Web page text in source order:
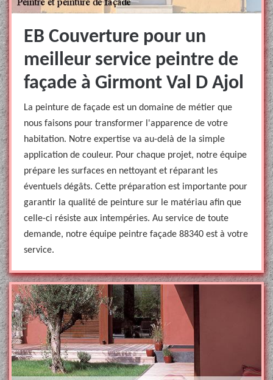
EB Couverture pour un
meilleur service peintre de
façade à Girmont Val D Ajol
La peinture de façade est un domaine de métier que
nous faisons pour transformer l'apparence de votre
habitation. Notre expertise va au-delà de la simple
application de couleur. Pour chaque projet, notre équipe
prépare les surfaces en nettoyant et réparant les
éventuels dégâts. Cette préparation est importante pour
garantir la qualité de peinture sur le matériau afin que
celle-ci résiste aux intempéries. Au service de toute
demande, notre équipe peintre façade 88340 est à votre
service.